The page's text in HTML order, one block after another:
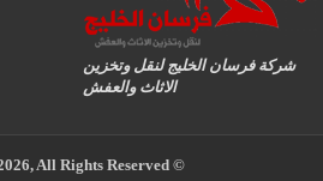
شركة فرسان الخليج لنقل وتخزين
الاثاث والعفش
© Copyright 2026, All Rights Reserved